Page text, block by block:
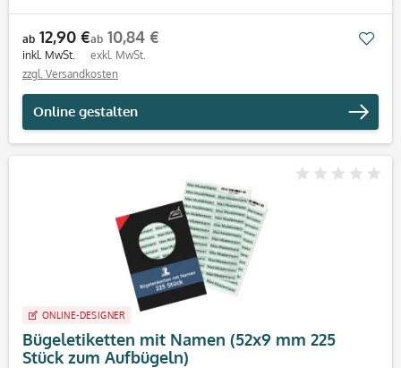
ab 12,90 €
inkl. MwSt.
ab 10,84 €
exkl. MwSt.
zzgl. Versandkosten
Online gestalten
ONLINE-DESIGNER
Bügeletiketten mit Namen (52x9 mm 225
Stück zum Aufbügeln)